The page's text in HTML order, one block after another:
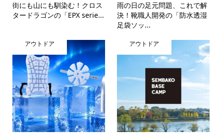
街にも山にも馴染む！クロス
タードラゴンの「EPX serie...
雨の日の足元問題、これで解
決！靴職人開発の「防水透湿
足袋ソッ...
アウトドア アウトドア